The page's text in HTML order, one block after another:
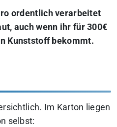
ordentlich verarbeitet
auch wenn ihr für 300€
Kunststoff bekommt.
Im Karton liegen
selbst: